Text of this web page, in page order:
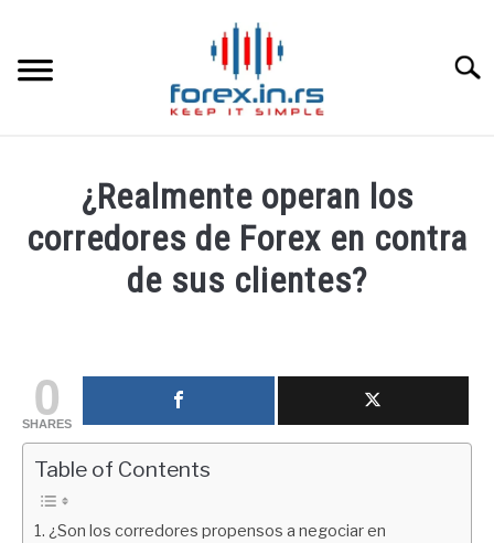
content
HOME ESPAÑOLA
LOS MEJORES CORREDORES DE DIVISAS
PAMM
CONTACT
¿Realmente operan los
corredores de Forex en contra
de sus clientes?
in
Educación
financiera
0
SHARES
Table of Contents
¿Son los corredores propensos a negociar en